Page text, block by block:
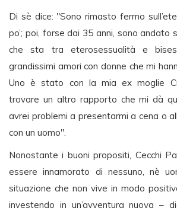
Di sè dice: "Sono rimasto fermo
po’; poi, forse dai 35 anni, sono andato
che sta tra eterosessualità e
grandissimi amori con donne che mi
Uno è stato con la mia ex moglie
trovare un altro rapporto che mi dà
avrei problemi a presentarmi a cena o
con un uomo".
Nonostante i buoni propositi, Cecchi
essere innamorato di nessuno, nè
situazione che non vive in modo
investendo in un’avventura nuova –